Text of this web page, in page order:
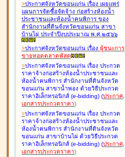
>ประกาศจังหวัดขอนแก่น เรื่อง เผยแพร่
แผนการจัดซื้อจัดจ้าง ก่อสร้างห้องน้ำ
ประชาชนและห้องน้ำคนพิการ ของ
สำนักงานที่ดินจังหวัดขอนแก่น สาขา
บ้านไผ่ ประจำปีงบประมาณ พ.ศ.๒๕๖๖
>ประกาศจังหวัดขอนแก่น เรื่อง ผู้ชนะการ
ขายทอดตลาดพัสดุ
>ประกาศจังหวัดขอนแก่น เรื่อง ประกวด
ราคาจ้างก่อสร้างห้องน้ำประชาชนและ
ห้องน้ำคนพิการ สำนักงานที่ดินจังหวัด
ขอนแก่น สาขาน้ำพอง ด้วยวิธีประกวด
ราคาอิเล็กทรอนิกส์ (e-bidding) (ประกาศ,
เอกสารประกวดราคา)
>ประกาศจังหวัดขอนแก่น เรื่อง ประกวด
ราคาจ้างก่อสร้างห้องน้ำประชาชนและ
ห้องน้ำคนพิการ สำนักงานที่ดินจังหวัด
ขอนแก่น สาขาบ้านไผ่ ด้วยวิธีประกวด
ราคาอิเล็กทรอนิกส์ (e-bidding) (ประกาศ,
เอกสารประกวดราคา)